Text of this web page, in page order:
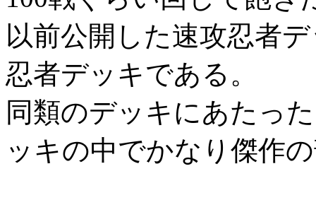
以前公開した速攻忍者
忍者デッキである。
同類のデッキにあたっ
ッキの中でかなり傑作